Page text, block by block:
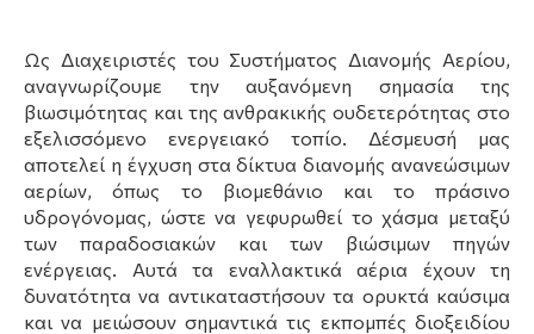
Ως Διαχειριστές του Συστήματος Διανομής Αερίου,
αναγνωρίζουμε την αυξανόμενη σημασία της
βιωσιμότητας και της ανθρακικής ουδετερότητας στο
εξελισσόμενο ενεργειακό τοπίο. Δέσμευσή μας
αποτελεί η έγχυση στα δίκτυα διανομής ανανεώσιμων
αερίων, όπως το βιομεθάνιο και το πράσινο
υδρογόνομας, ώστε να γεφυρωθεί το χάσμα μεταξύ
των παραδοσιακών και των βιώσιμων πηγών
ενέργειας. Αυτά τα εναλλακτικά αέρια έχουν τη
δυνατότητα να αντικαταστήσουν τα ορυκτά καύσιμα
και να μειώσουν σημαντικά τις εκπομπές διοξειδίου